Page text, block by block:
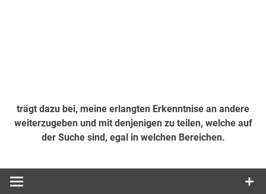
trägt dazu bei, meine erlangten Erkenntnise an andere
weiterzugeben und mit denjenigen zu teilen, welche auf
der Suche sind, egal in welchen Bereichen.